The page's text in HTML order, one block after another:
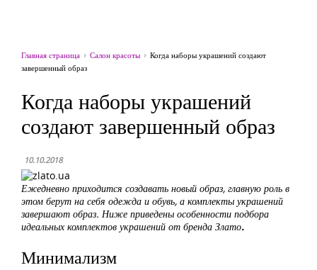
Главная страница Салон красоты
Когда наборы украшений создают
завершенный образ
Когда наборы украшений
создают завершенный образ
10.10.2018
Ежедневно приходится создавать новый образ, главную роль в
этом берут на себя одежда и обувь, а комплекты украшений
завершают образ. Ниже приведены особенности подбора
идеальных комплектов украшений от бренда Злато.
Минимализм